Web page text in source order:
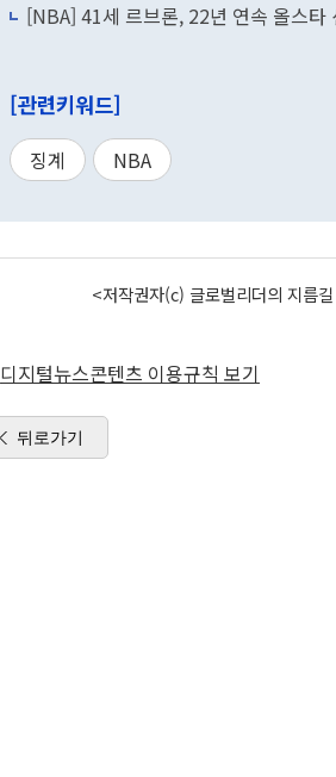
[NBA] 41세 르브론, 22년 연속 올스타
[관련키워드]
징계 NBA
<저작권자(c) 글로벌리더의 지름
디지털뉴스콘텐츠 이용규칙 보기
뒤로가기